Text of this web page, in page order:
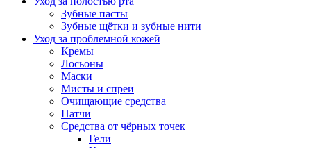
Зубные пасты
Зубные щётки и зубные нити
Уход за проблемной кожей
Кремы
Лосьоны
Маски
Мисты и спреи
Очищающие средства
Патчи
Средства от чёрных точек
Гели